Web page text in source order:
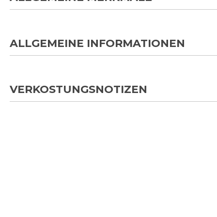
ALLGEMEINE INFORMATIONEN
VERKOSTUNGSNOTIZEN